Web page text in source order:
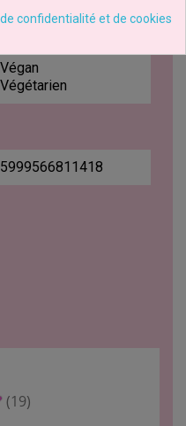
Sans Lactose
Végan
Végétarien
5999566811418
(19)
confidentialité et de cookies